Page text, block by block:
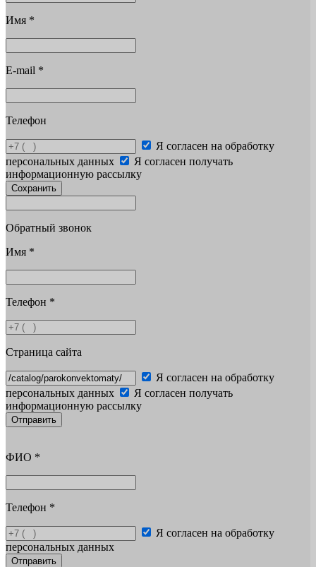
Имя *
E-mail *
Телефон
Я согласен на обработку
персональных данных
Я согласен получать
информационную рассылку
Сохранить
Обратный звонок
Имя *
Телефон *
Страница сайта
Я согласен на обработку
персональных данных
Я согласен получать
информационную рассылку
Отправить
ФИО *
Телефон *
Я согласен на обработку
персональных данных
Отправить